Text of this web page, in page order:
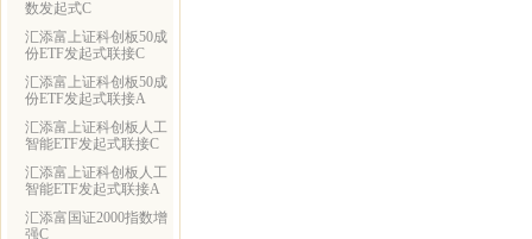
数发起式C
汇添富上证科创板50成
份ETF发起式联接C
汇添富上证科创板50成
份ETF发起式联接A
汇添富上证科创板人工
智能ETF发起式联接C
汇添富上证科创板人工
智能ETF发起式联接A
汇添富国证2000指数增
强C